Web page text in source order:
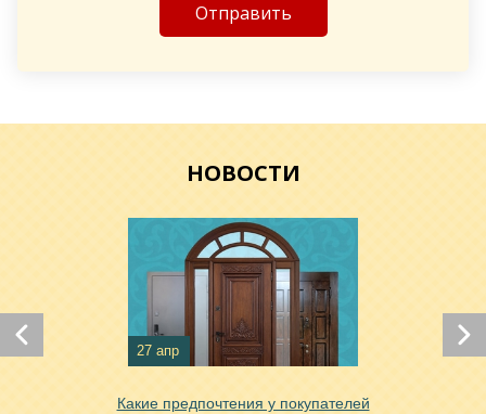
НОВОСТИ
27 апр
Какие предпочтения у покупателей